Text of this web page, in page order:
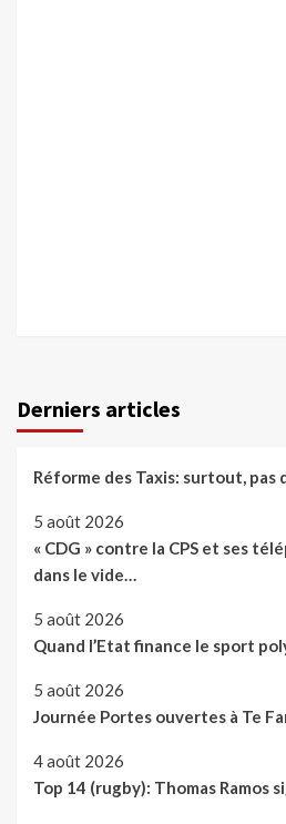
Derniers articles
Réforme des Taxis: surtout, pas
5 août 2026
« CDG » contre la CPS et ses
dans le vide…
5 août 2026
Quand l’Etat finance le sport
5 août 2026
Journée Portes ouvertes à Te
4 août 2026
Top 14 (rugby): Thomas Ramos